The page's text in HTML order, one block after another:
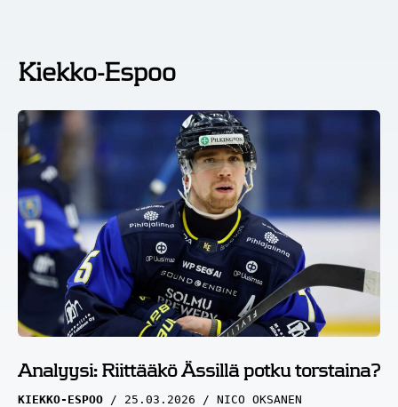
Kiekko-Espoo
Analyysi: Riittääkö Ässillä potku torstaina?
KIEKKO-ESPOO 25.03.2026 NICO OKSANEN